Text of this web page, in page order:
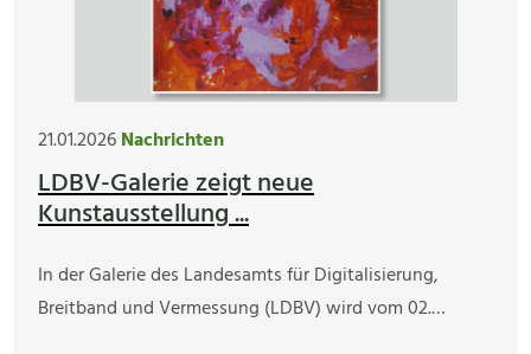
21.01.2026Nachrichten
LDBV-Galerie zeigt neue
Kunstausstellung ...
In der Galerie des Landesamts für Digitalisierung,
Breitband und Vermessung (LDBV) wird vom 02.…